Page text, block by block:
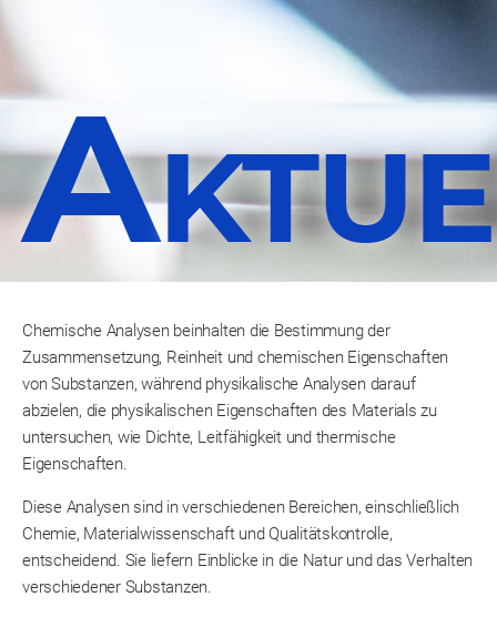
Partner und Kunden weltweit
Akkreditierung / Zulassung
A
Chemische Analysen beinhalten die Bestimmung der
Zusammensetzung, Reinheit und chemischen Eigenschaften
von Substanzen, während physikalische Analysen darauf
abzielen, die physikalischen Eigenschaften des Materials zu
untersuchen, wie Dichte, Leitfähigkeit und thermische
Eigenschaften.
Diese Analysen sind in verschiedenen Bereichen, einschließlich
Chemie, Materialwissenschaft und Qualitätskontrolle,
entscheidend. Sie liefern Einblicke in die Natur und das Verhalten
verschiedener Substanzen.